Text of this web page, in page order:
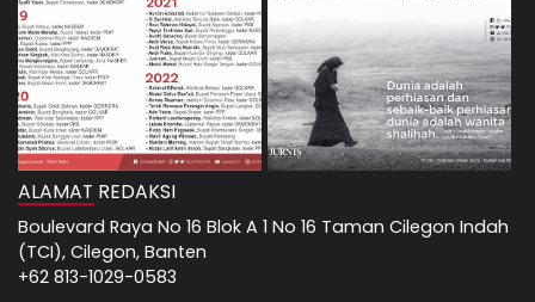
ALAMAT REDAKSI
Boulevard Raya No 16 Blok A 1 No 16 Taman Cilegon Indah
(TCI), Cilegon, Banten
+62 813-1029-0583